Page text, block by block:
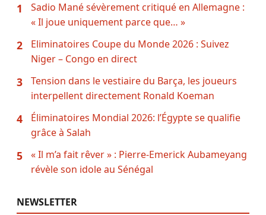
1
Sadio Mané sévèrement critiqué en Allemagne :
« Il joue uniquement parce que… »
2
Eliminatoires Coupe du Monde 2026 : Suivez
Niger – Congo en direct
3
Tension dans le vestiaire du Barça, les joueurs
interpellent directement Ronald Koeman
4
Éliminatoires Mondial 2026: l’Égypte se qualifie
grâce à Salah
5
« Il m’a fait rêver » : Pierre-Emerick Aubameyang
révèle son idole au Sénégal
NEWSLETTER